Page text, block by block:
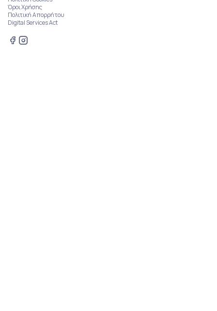
Όροι Χρήσης
Πολιτική Απορρήτου
Digital Services Act